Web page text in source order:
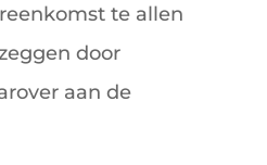
te allen
door
aan de